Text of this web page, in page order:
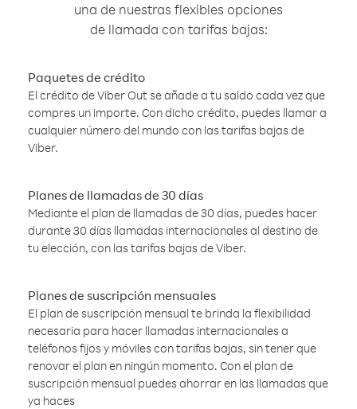
una de nuestras flexibles opciones
de llamada con tarifas bajas:
Paquetes de crédito
El crédito de Viber Out se añade a tu saldo cada vez que
compres un importe. Con dicho crédito, puedes llamar a
cualquier número del mundo con las tarifas bajas de
Viber.
Planes de llamadas de 30 días
Mediante el plan de llamadas de 30 días, puedes hacer
durante 30 días llamadas internacionales al destino de
tu elección, con las tarifas bajas de Viber.
Planes de suscripción mensuales
El plan de suscripción mensual te brinda la flexibilidad
necesaria para hacer llamadas internacionales a
teléfonos fijos y móviles con tarifas bajas, sin tener que
renovar el plan en ningún momento. Con el plan de
suscripción mensual puedes ahorrar en las llamadas que
ya haces